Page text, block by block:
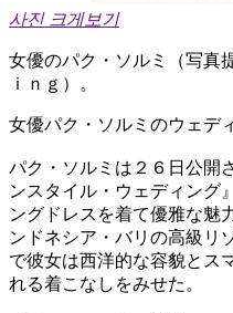
사진 크게보기
女優のパク・ソルミ（写真
ｉｎｇ）。
女優パク・ソルミのウェデ
パク・ソルミは２６日公開
ンスタイル・ウェディング
ングドレスを着て優雅な魅
ンドネシア・バリの高級リ
で彼女は西洋的な容貌とス
れる着こなしをみせた。